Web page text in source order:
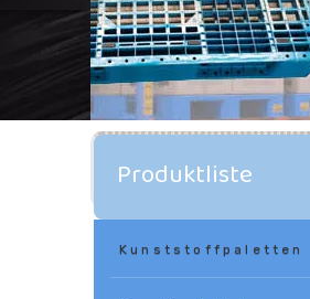
Produktliste
Kunststoffpaletten